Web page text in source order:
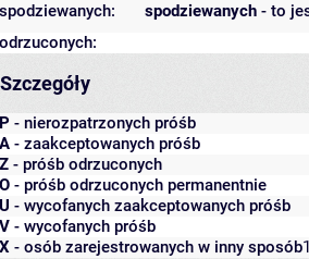
spodziewanych - to
spodziewanych:
odrzuconych:
Szczegóły
P - nierozpatrzonych próśb
A - zaakceptowanych próśb
Z - próśb odrzuconych
O - próśb odrzuconych permanentnie
U - wycofanych zaakceptowanych próśb
V - wycofanych próśb
X - osób zarejestrowanych w inny sposób